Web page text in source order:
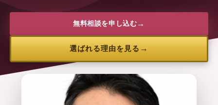
無料相談を申し込む
選ばれる理由を見る